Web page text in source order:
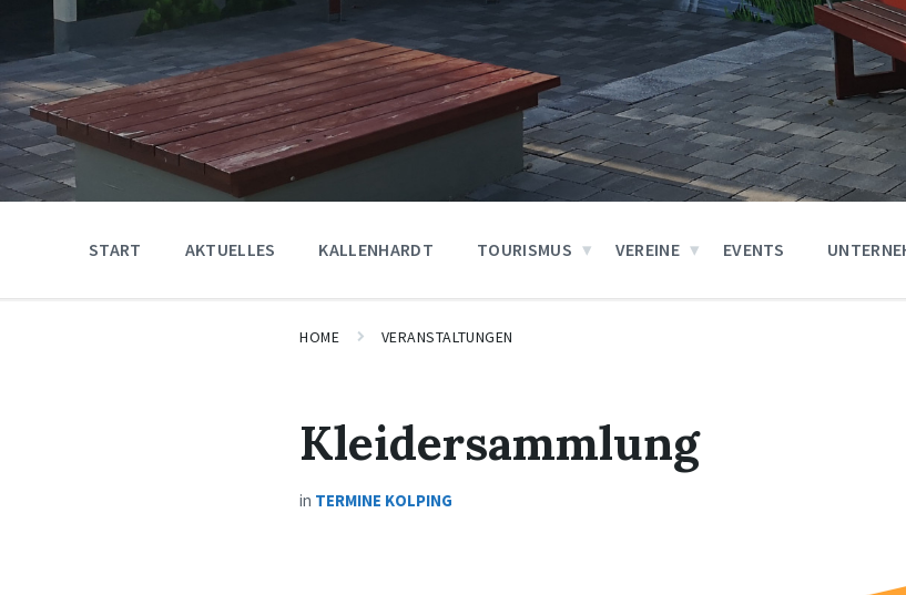
START AKTUELLES KALLENHARDT TOURISMUS VEREINE EVENTS
HOME VERANSTALTUNGEN
Kleidersammlung
in TERMINE KOLPING